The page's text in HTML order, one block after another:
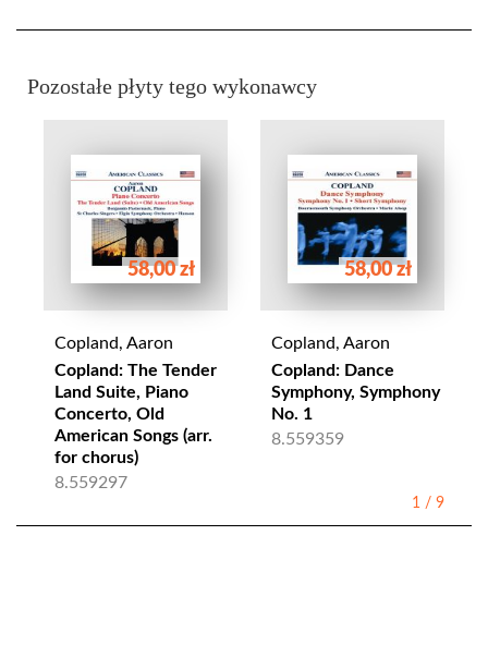
Pozostałe płyty tego wykonawcy
58,00 zł
Copland, Aaron
Copland: The Tender
Land Suite, Piano
Concerto, Old
American Songs (arr.
for chorus)
8.559297
58,00 zł
Copland, Aaron
Copland: Dance
Symphony, Symphony
No. 1
8.559359
1 / 9